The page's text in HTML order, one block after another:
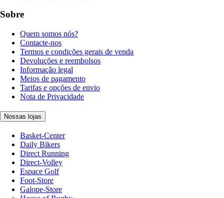
Sobre
Quem somos nós?
Contacte-nos
Termos e condições gerais de venda
Devoluções e reembolsos
Informação legal
Meios de pagamento
Tarifas e opções de envio
Nota de Privacidade
Nossas lojas
Basket-Center
Daily Bikers
Direct Running
Direct-Volley
Espace Golf
Foot-Store
Galope-Store